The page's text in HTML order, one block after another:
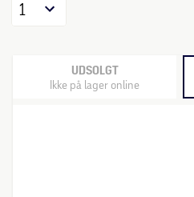
1
UDSOLGT
Ikke på lager online